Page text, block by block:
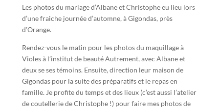
Les photos du mariage d’Albane et Christophe eu lieu lors
d’une fraiche journée d’automne, à Gigondas, près
d’Orange.
Rendez-vous le matin pour les photos du maquillage à
Violes à l’institut de beauté Autrement, avec Albane et
deux se ses témoins. Ensuite, direction leur maison de
Gigondas pour la suite des préparatifs et le repas en
famille. Je profite du temps et des lieux (c’est aussi l’atelier
de coutellerie de Christophe !) pour faire mes photos de